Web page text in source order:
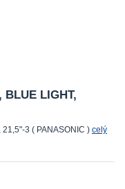
BLUE LIGHT,
21,5"-3 ( PANASONIC ) celý